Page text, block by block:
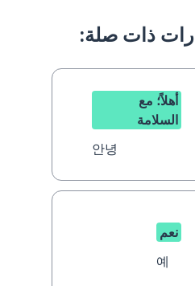
ذات صلة:
أهلاً؛ مع
السلامة
안녕
نعم
예